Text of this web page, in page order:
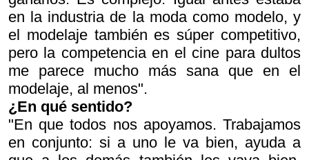
en la industria de la moda como modelo, y
el modelaje también es súper competitivo,
pero la competencia en el cine para dultos
me parece mucho más sana que en el
modelaje, al menos".
¿En qué sentido?
"En que todos nos apoyamos. Trabajamos
en conjunto: si a uno le va bien, ayuda a